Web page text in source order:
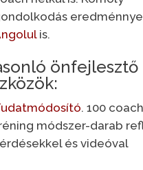
is.
önfejlesztő
. 100
módszer-darab
és videóval